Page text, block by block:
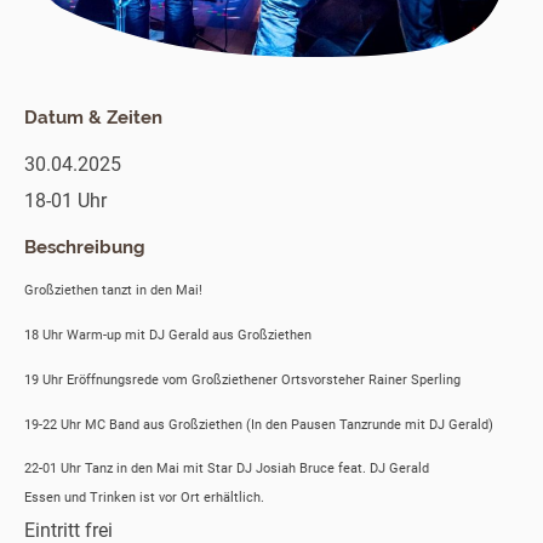
Datum & Zeiten
30.04.2025
18-01 Uhr
Beschreibung
Großziethen tanzt in den Mai!
18 Uhr Warm-up mit DJ Gerald aus Großziethen
19 Uhr Eröffnungsrede vom Großziethener Ortsvorsteher Rainer Sperling
19-22 Uhr MC Band aus Großziethen (In den Pausen Tanzrunde mit DJ Gerald)
22-01 Uhr Tanz in den Mai mit Star DJ Josiah Bruce feat. DJ Gerald
Essen und Trinken ist vor Ort erhältlich.
Eintritt frei